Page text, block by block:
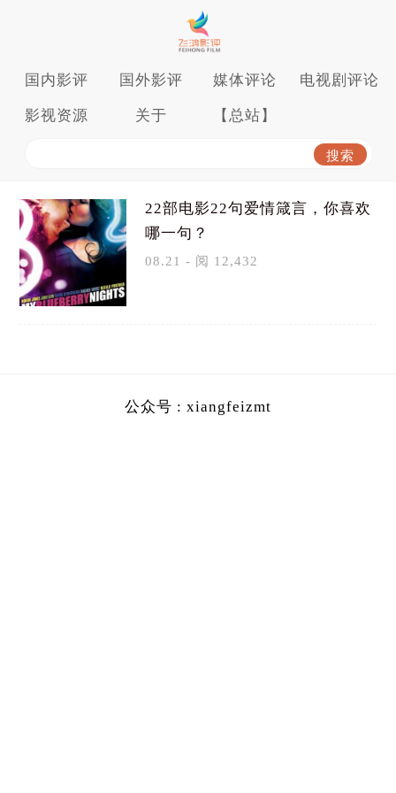
国内影评 国外影评 媒体评论 电视剧评论
影视资源 关于 【总站】
22部电影22句爱情箴言，你喜欢
哪一句？
08.21 - 阅 12,432
公众号 : xiangfeizmt